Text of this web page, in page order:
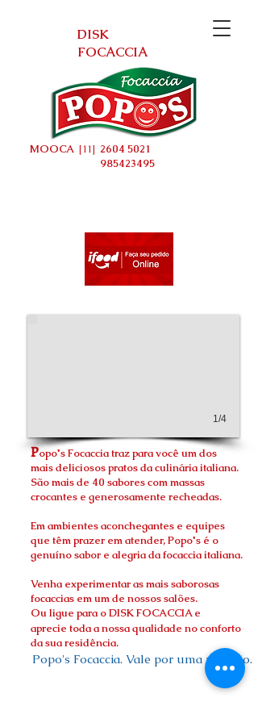
MOOCA [11] 2604 5021
985423495
DISK
FOCACCIA
Popo's Focacciatraz para você um dos
mais deliciosos pratos da culinária italiana.
São mais de 40 sabores com massas
crocantes e generosamente recheadas.
Em ambientes aconchegantes e equipes
que têm prazer em atender, Popo's é o
genuíno sabor e alegria da focaccia italiana.
Venha experimentar as mais saborosas
focaccias em um de nossos salões.
Ou ligue para oDISK FOCACCIA e
aprecie toda a nossa qualidade no conforto
da sua residência.​
Popo's Focaccia. Vale por uma refeição.
1/4